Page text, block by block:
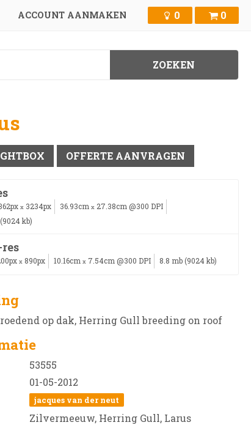
ACCOUNT AANMAKEN 0 0
OFFERTE AANVRAGEN
x 3234px 36.93cm x 27.38cm @300 DPI
kb)
x 890px 10.16cm x 7.54cm @300 DPI 8.8 mb (9024 kb)
op dak, Herring Gull breeding on roof
53555
01-05-2012
jacques van der neut
Zilvermeeuw, Herring Gull, Larus